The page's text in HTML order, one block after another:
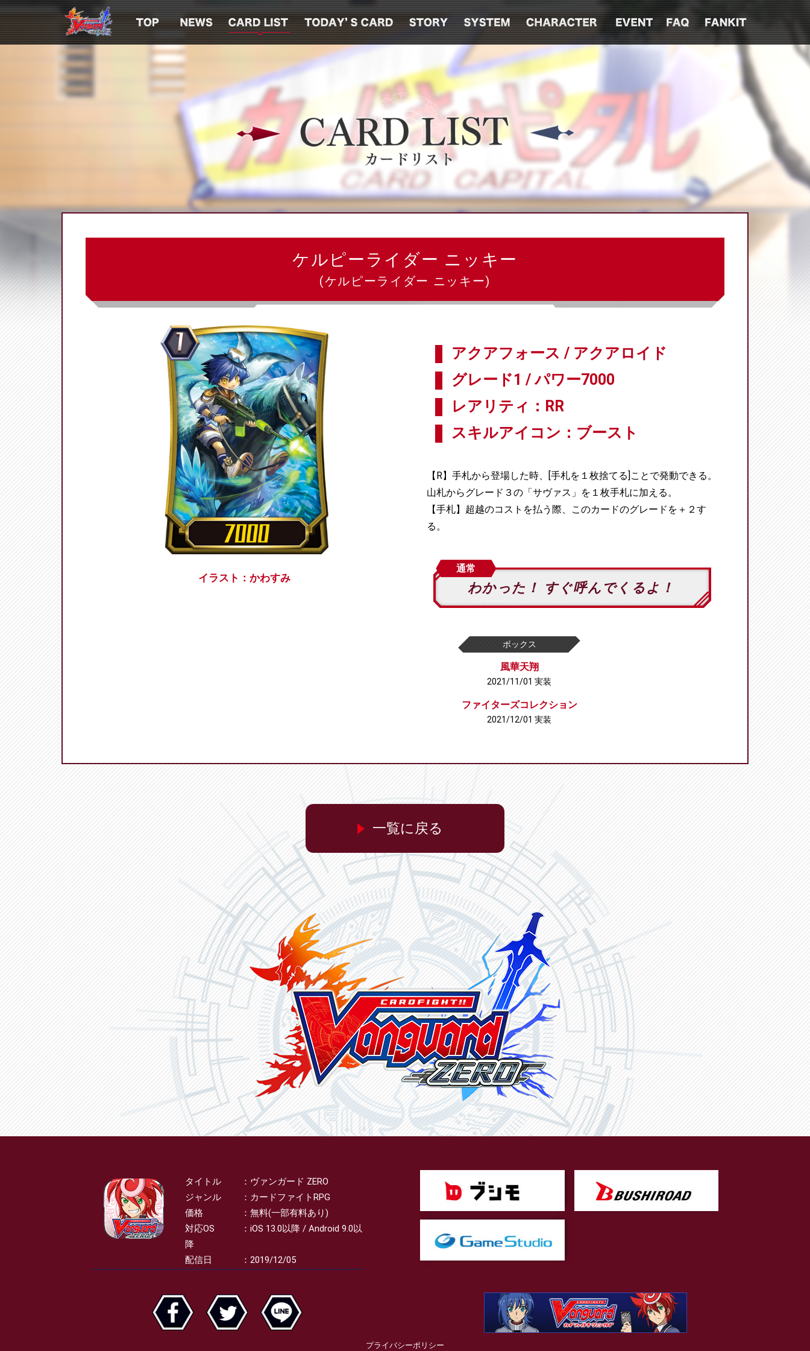
ケルピーライダー ニッキー
(ケルピーライダー ニッキー)
イラスト：かわすみ
アクアフォース / アクアロイド
グレード1 / パワー7000
レアリティ：RR
スキルアイコン：ブースト
【R】手札から登場した時、[手札を１枚捨てる]ことで発動できる。
山札からグレード３の「サヴァス」を１枚手札に加える。
【手札】超越のコストを払う際、このカードのグレードを＋２す
る。
通常
わかった！ すぐ呼んでくるよ！
ボックス
風華天翔
2021/11/01 実装
ファイターズコレクション
2021/12/01 実装
一覧に戻る
ヴァンガード ZERO
タイトル
ヴァンガード ZERO
ジャンル
カードファイトRPG
価格
無料(一部有料あり)
対応OS
iOS 13.0以降 / Android 9.0以
降
配信日
2019/12/05
プライバシーポリシー